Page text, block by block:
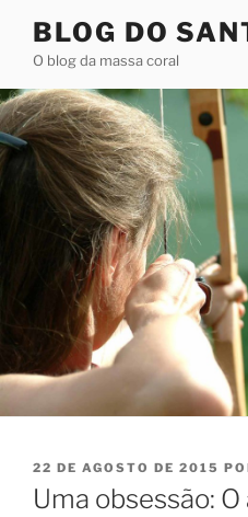
conteúdo
BLOG DO
O blog da massa coral
PUBLICADO
EM
22 DE AGOSTO DE 2015
Uma obsessão: